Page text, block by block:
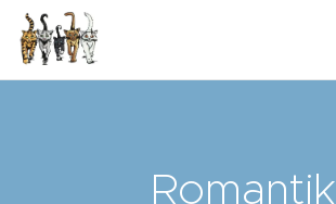
Romantik